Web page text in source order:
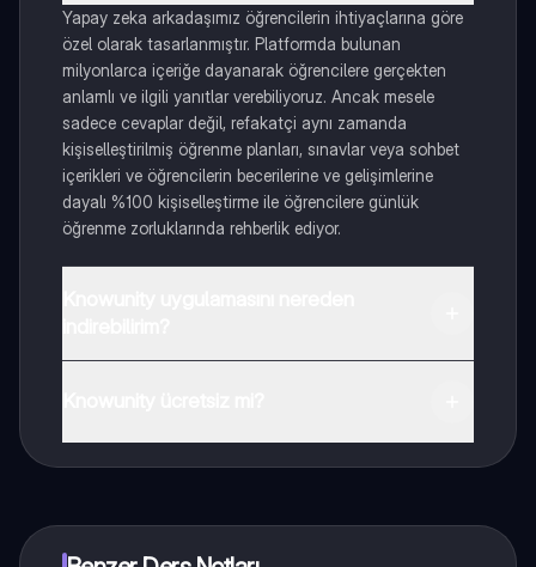
Yapay zeka arkadaşımız öğrencilerin ihtiyaçlarına göre
özel olarak tasarlanmıştır. Platformda bulunan
milyonlarca içeriğe dayanarak öğrencilere gerçekten
anlamlı ve ilgili yanıtlar verebiliyoruz. Ancak mesele
sadece cevaplar değil, refakatçi aynı zamanda
kişiselleştirilmiş öğrenme planları, sınavlar veya sohbet
içerikleri ve öğrencilerin becerilerine ve gelişimlerine
dayalı %100 kişiselleştirme ile öğrencilere günlük
öğrenme zorluklarında rehberlik ediyor.